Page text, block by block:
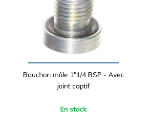
Bouchon mâle 1"1/4 BSP - Avec
joint captif
En stock